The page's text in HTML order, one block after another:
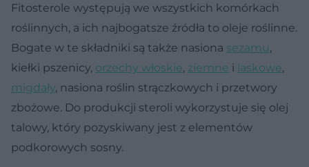
Fitosterole występują we wszystkich komórkach
roślinnych, a ich najbogatsze źródła to oleje roślinne.
Bogate w te składniki są także nasiona sezamu,
kiełki pszenicy, orzechy włoskie, ziemne i laskowe,
migdały, nasiona roślin strączkowych i przetwory
zbożowe. Do produkcji steroli wykorzystuje się olej
talowy, który pozyskiwany jest z elementów
podkorowych sosny.